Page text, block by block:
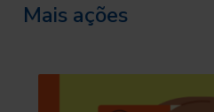
Mais ações